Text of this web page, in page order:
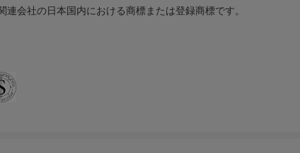
会社の日本国内における商標または登録商標です。